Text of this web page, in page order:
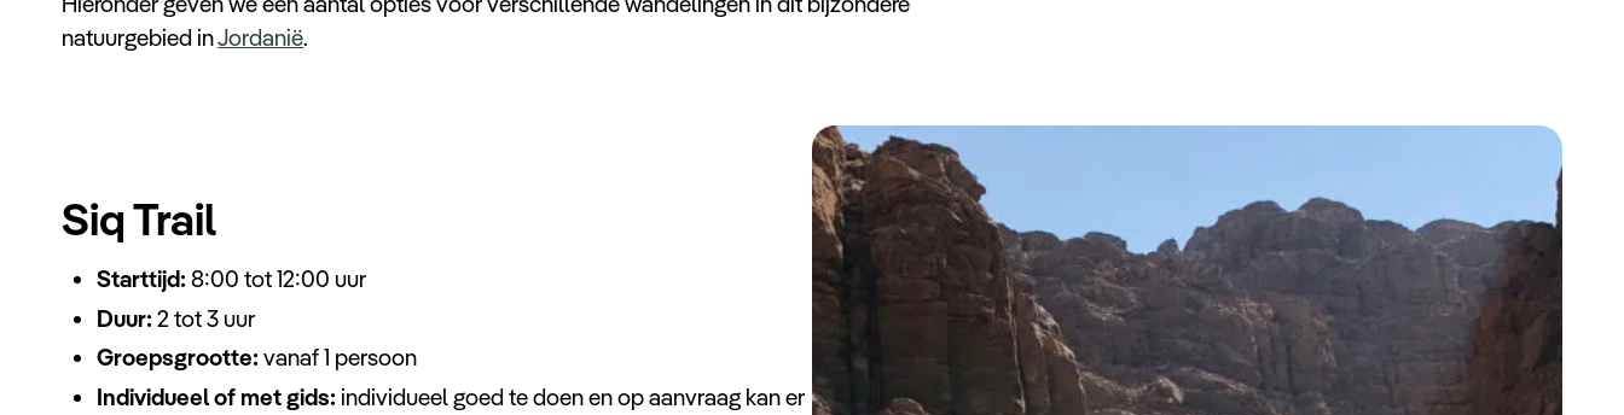
natuurgebied inJordanië.
Siq Trail
Starttijd: 8:00 tot 12:00 uur
Duur: 2 tot 3 uur
Groepsgrootte: vanaf 1 persoon
Individueel of met gids: individueel goed te doen en op aanvraag kan er